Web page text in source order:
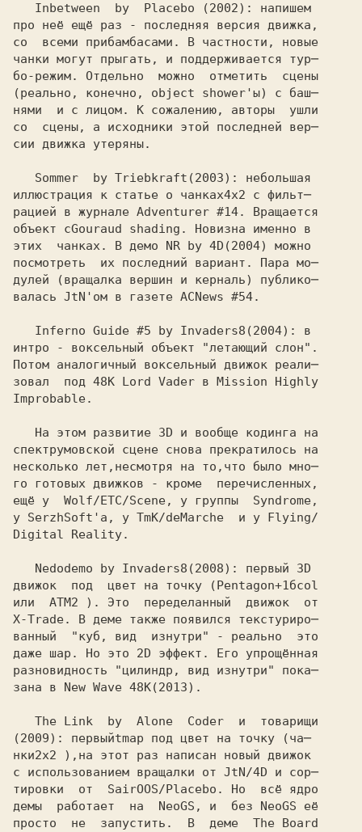
   Inbetween  by  Placebo
про неё ещё раз - последняя версия движка,
со  всеми прибамбасами. В частности, новые
чанки могут прыгать, и поддерживается тур─
бо-режим. Отдельно  можно  отметить  сцены
(реально, конечно, object shower'ы) с баш─
нями  и с лицом. К сожалению, авторы  ушли
со  сцены, а исходники этой последней вер─
сии движка утеряны.
   Sommer  by Triebkraft
иллюстрация к статье о чанках
рацией в журнале Adventurer #14. Вращается
объект с
этих  чанках. В демо NR by 4D
посмотреть  их последний вариант. Пара мо─
дулей (вращалка вершин и керналь) публико─
валась JtN'ом в газете ACNews #54.
   Inferno Guide #5 by Invaders8
интро - воксельный объект "летающий слон".
Потом аналогичный воксельный движок реали─
зовал  под 48K Lord Vader в Mission Highly
Improbable.
спектрумовской сцене снова прекратилось на
несколько лет,несмотря на то,что было мно─
го готовых движков - кроме  перечисленных,
ещё у  Wolf/ETC/Scene, у группы  Syndrome,
у SerzhSoft'а, у TmK/deMarche  и у Flying/
Digital Reality.
   Nedodemo by Invaders8
движок  под  цвет на точку (Pentagon+1бcol
или  ATM2 ). Это  переделанный  движок  от
X-Trade. В деме также появился текстуриро─
ванный  "куб, вид  изнутри" - реально  это
даже шар. Но это 2D эффект. Его упрощённая
разновидность "цилиндр, вид изнутри" пока─
зана в New Wave 48K
(2009): первыйtmap под цвет на точку (ча─
нки
с использованием вращалки от JtN/4D и сор─
тировки  от  SairOOS/Placebo. Но  всё ядро
демы  работает  на  NeoGS, и  без NeoGS её
просто  не  запустить.  В  деме  The Board